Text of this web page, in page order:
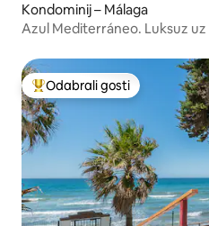
Kondominij – Málaga
Azul Mediterráneo. Luksuz
Među najviše rangiranima s
Odabrali gosti